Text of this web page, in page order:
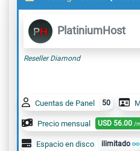
PlatiniumHost
Reseller Diamond
Cuentas de Panel 50
Precio mensual USD 56.00 /
Espacio en disco ilimitado